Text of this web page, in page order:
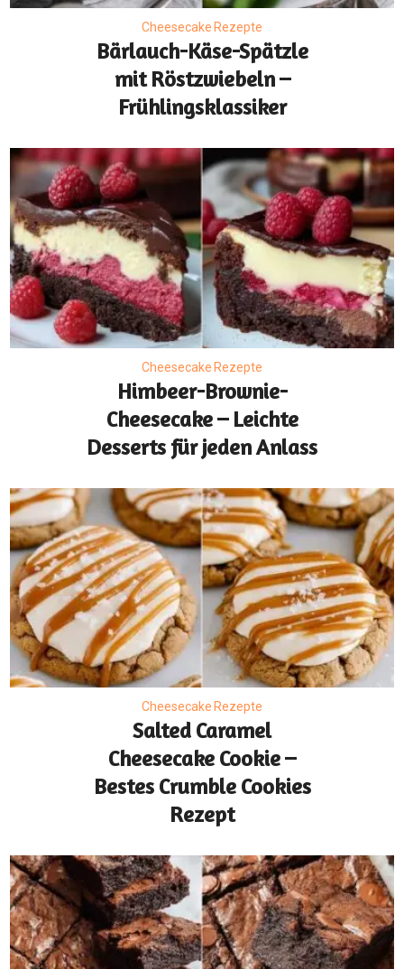
Cheesecake Rezepte
Bärlauch-Käse-Spätzle
mit Röstzwiebeln –
Frühlingsklassiker
Cheesecake Rezepte
Himbeer-Brownie-
Cheesecake – Leichte
Desserts für jeden Anlass
Cheesecake Rezepte
Salted Caramel
Cheesecake Cookie –
Bestes Crumble Cookies
Rezept